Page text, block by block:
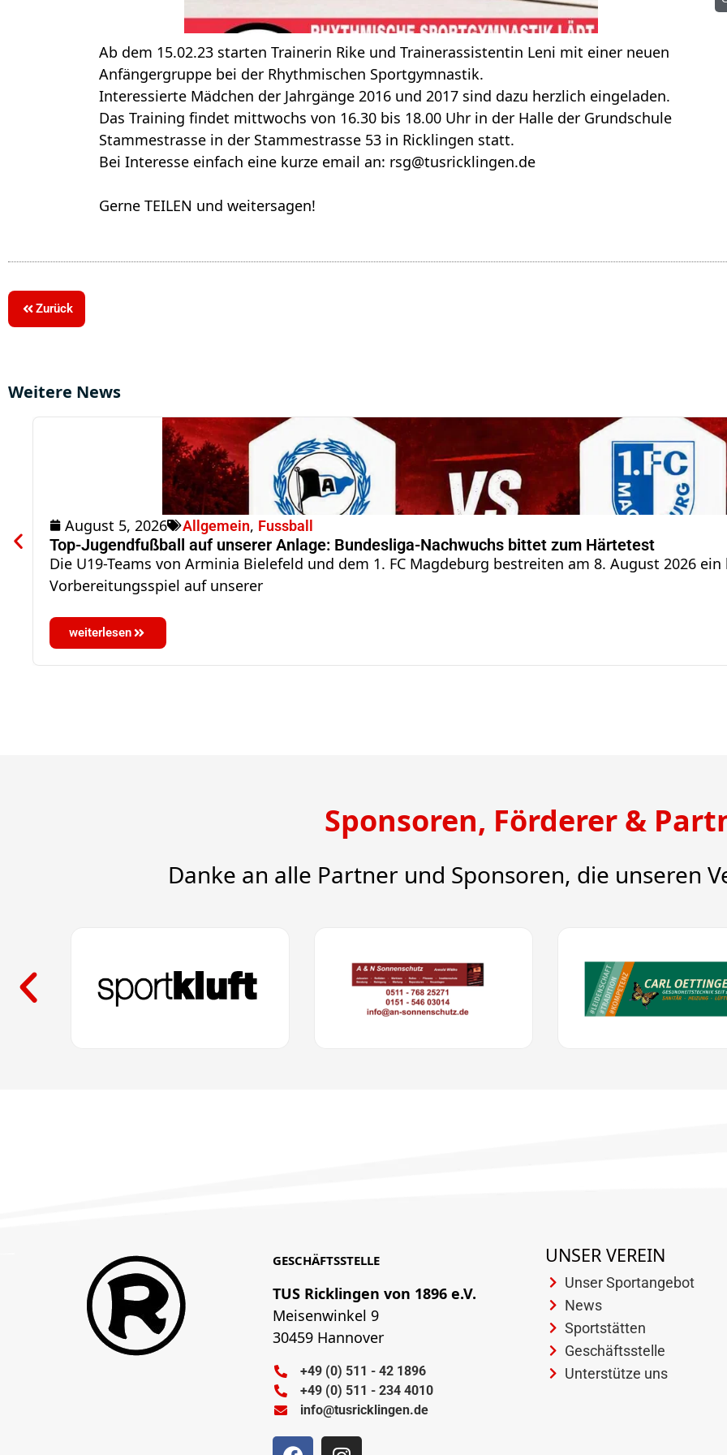
Ab dem 15.02.23 starten Trainerin Rike und Trainerassistentin Leni mit einer neuen
Anfängergruppe bei der Rhythmischen Sportgymnastik.
Interessierte Mädchen der Jahrgänge 2016 und 2017 sind dazu herzlich eingeladen.
Das Training findet mittwochs von 16.30 bis 18.00 Uhr in der Halle der Grundschule
Stammestrasse in der Stammestrasse 53 in Ricklingen statt.
Bei Interesse einfach eine kurze email an: rsg@tusricklingen.de
Gerne TEILEN und weitersagen!
Zurück
Weitere News
August 5, 2026 Allgemein, Fussball
Top-Jugendfußball auf unserer Anlage: Bundesliga-Nachwuchs bittet zum Härtetest
Die U19-Teams von Arminia Bielefeld und dem 1. FC Magdeburg bestreiten am 8. August 2026
Vorbereitungsspiel auf unserer
weiterlesen
Sponsoren, Förderer &
Danke an alle Partner und Sponsoren, die unseren
GESCHÄFTSSTELLE
TUS Ricklingen von 1896 e.V.
Meisenwinkel 9
30459 Hannover
+49 (0) 511 - 42 1896
+49 (0) 511 - 234 4010
info@tusricklingen.de
UNSER VEREIN
Unser Sportangebot
News
Sportstätten
Geschäftsstelle
Unterstütze uns